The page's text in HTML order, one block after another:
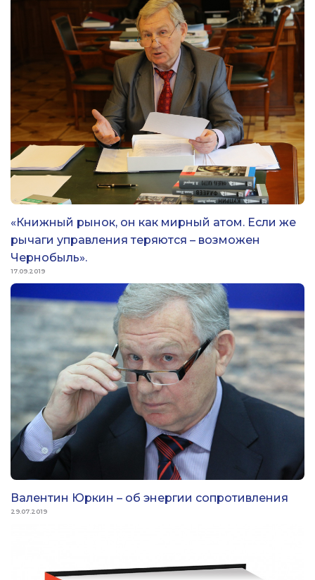
«Книжный рынок, он как мирный атом. Если же
рычаги управления теряются – возможен
Чернобыль».
17.09.2019
Валентин Юркин – об энергии сопротивления
29.07.2019